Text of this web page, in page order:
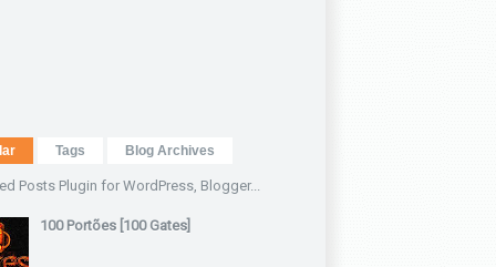
Tags Blog Archives
100 Portões [100 Gates]